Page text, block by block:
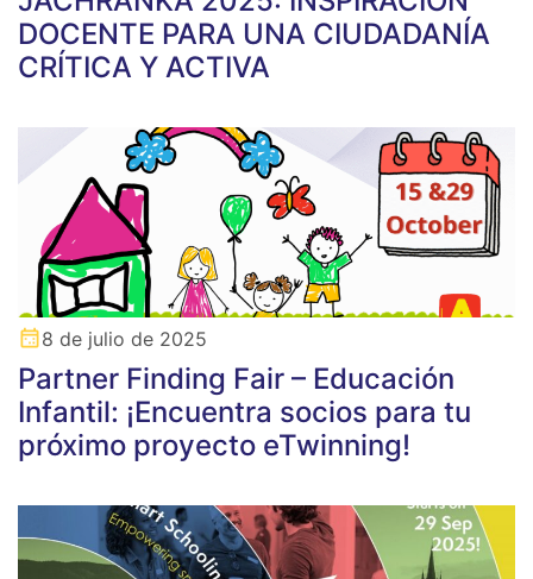
DOCENTE PARA UNA CIUDADANÍA
CRÍTICA Y ACTIVA
8 de julio de 2025
Partner Finding Fair – Educación
Infantil: ¡Encuentra socios para tu
próximo proyecto eTwinning!